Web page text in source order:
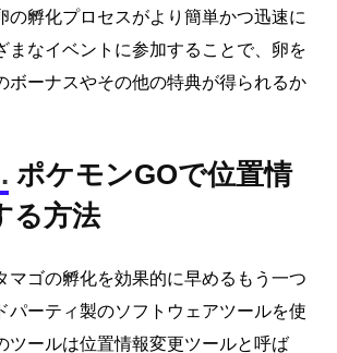
の孵化プロセスがより簡単かつ迅速に
まなイベントに参加することで、卵を
ボーナスやその他の特典が得られるか
ポケモンGOで位置情
る方法
マゴの孵化を効果的に早めるもう一つ
パーティ製のソフトウェアツールを使
ツールは位置情報変更ツールと呼ば